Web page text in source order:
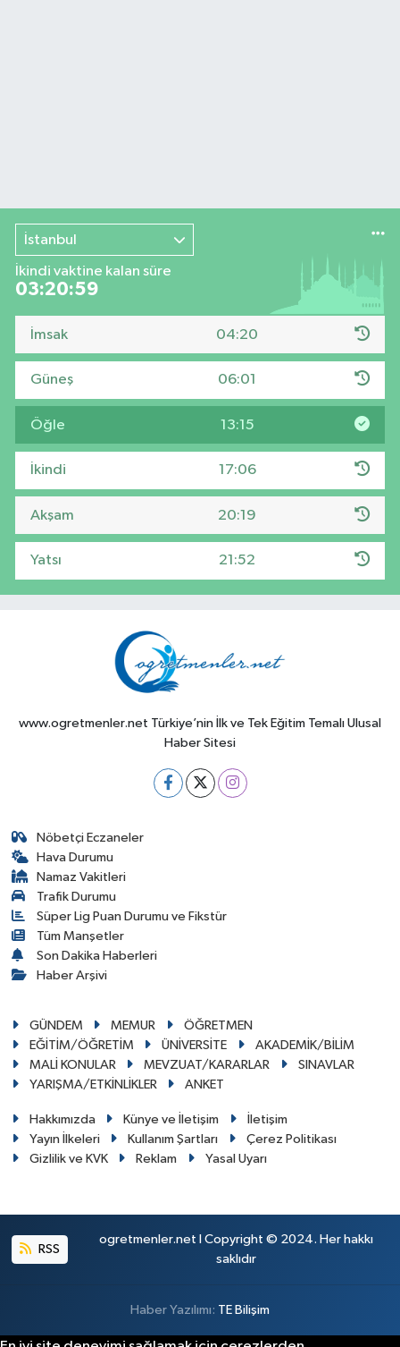
İstanbul
İkindi vaktine kalan süre
03:20:58
İmsak 04:20
Güneş 06:01
Öğle 13:15
İkindi 17:06
Akşam 20:19
Yatsı 21:52
www.ogretmenler.net Türkiye’nin İlk ve Tek Eğitim Temalı Ulusal
Haber Sitesi
Nöbetçi Eczaneler
Hava Durumu
Namaz Vakitleri
Trafik Durumu
Süper Lig Puan Durumu ve Fikstür
Tüm Manşetler
Son Dakika Haberleri
Haber Arşivi
GÜNDEM MEMUR
ÖĞRETMEN
EĞİTİM/ÖĞRETİM
ÜNİVERSİTE
AKADEMİK/BİLİM
MALİ KONULAR
MEVZUAT/KARARLAR
SINAVLAR
YARIŞMA/ETKİNLİKLER
ANKET
Hakkımızda Künye ve İletişim
İletişim
Yayın İlkeleri
Kullanım Şartları
Çerez Politikası
Gizlilik ve KVK
Reklam Yasal Uyarı
RSS
ogretmenler.net I Copyright © 2024. Her hakkı
saklıdır
Haber Yazılımı: TE Bilişim